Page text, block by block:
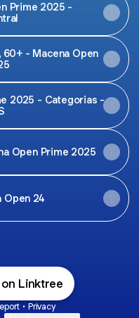
Prime 2025 -
60+ - Macena Open
-
Open Prime 2025
Open 24
Linktree
• Privacy